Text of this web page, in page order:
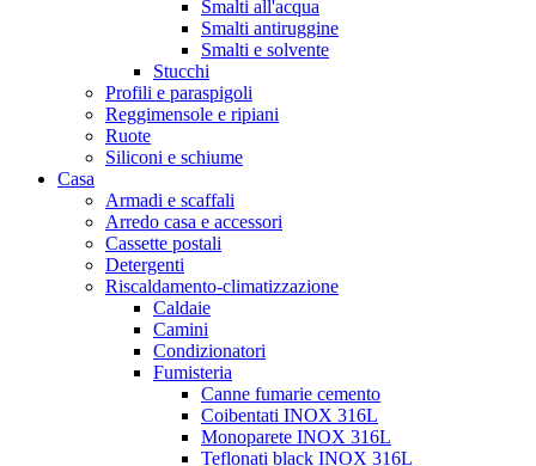
Smalti all'acqua
Smalti antiruggine
Smalti e solvente
Stucchi
Profili e paraspigoli
Reggimensole e ripiani
Ruote
Siliconi e schiume
Casa
Armadi e scaffali
Arredo casa e accessori
Cassette postali
Detergenti
Riscaldamento-climatizzazione
Caldaie
Camini
Condizionatori
Fumisteria
Canne fumarie cemento
Coibentati INOX 316L
Monoparete INOX 316L
Teflonati black INOX 316L